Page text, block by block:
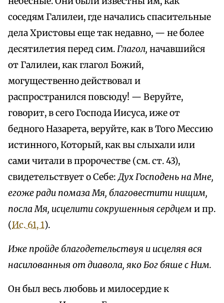
соседям Галилеи, где начались спасительные
дела Христовы еще так недавно, — не более
десятилетия перед сим.Глагол, начавшийся
от Галилеи, как глагол Божий,
могущественно действовал и
распространился повсюду! — Веруйте,
говорит, в сего Господа Иисуса, иже от
бедного Назарета, веруйте, как в Того Мессию
истинного, Который, как вы слыхали или
сами читали в пророчестве (см. ст. 43),
свидетельствует о Себе:Дух Господень на Мне,
егоже ради помаза Мя, благовестити нищим,
посла Мя, исцелити сокрушенныя сердцем и пр.
(Ис. 61, 1).
Иже пройде благодетельствуя и исцеляя вся
насилованныя от диавола, яко Бог бяше с Ним.
Он был весь любовь и милосердие к